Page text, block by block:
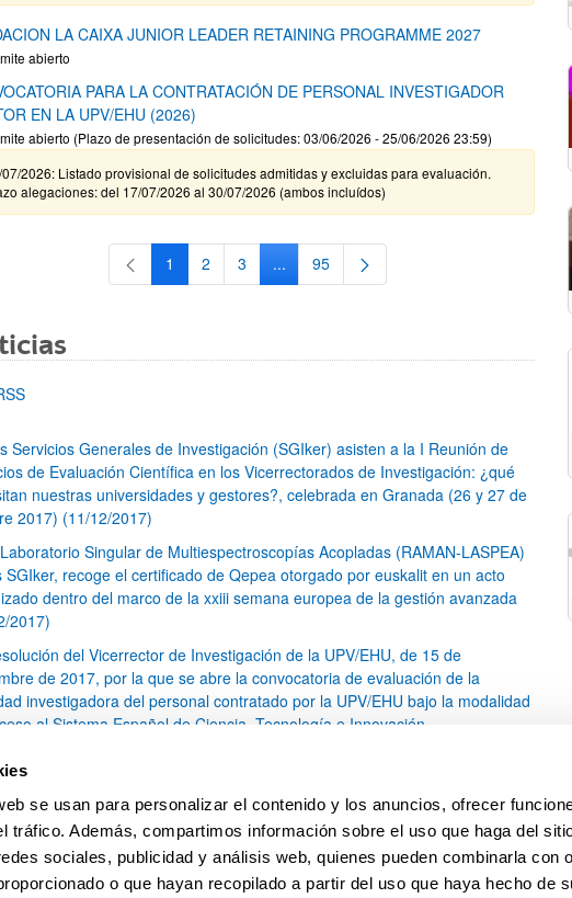
se usan para personalizar el contenido y los anuncios, ofrecer
tráfico. Además, compartimos información sobre el uso que haga del
sociales, publicidad y análisis web, quienes pueden combinarla con
o que hayan recopilado a partir del uso que haya hecho de
LA CAIXA JUNIOR LEADER RETAINING PROGRAMME 2027
abierto
PARA LA CONTRATACIÓN DE PERSONAL INVESTIGADOR
EN LA UPV/EHU (2026)
abierto (Plazo de presentación de solicitudes: 03/06/2026 - 25/06/2026 23:59)
07/2026: Listado provisional de solicitudes admitidas y excluidas para evaluación.
alegaciones: del 17/07/2026 al 30/07/2026 (ambos incluídos)
Página
1 Página
2 Página
3 ...Páginas intermedias Use TAB para
Página
95
Servicios Generales de Investigación (SGIker) asisten a la I Reunión de
de Evaluación Científica en los Vicerrectorados de Investigación: ¿qué
nuestras universidades y gestores?, celebrada en Granada (26 y 27 de
2017) (11/12/2017)
Singular de Multiespectroscopías Acopladas (RAMAN-LASPEA)
SGIker, recoge el certificado de Qepea otorgado por euskalit en un acto
dentro del marco de la xxiii semana europea de la gestión avanzada
2017)
del Vicerrector de Investigación de la UPV/EHU, de 15 de
de 2017, por la que se abre la convocatoria de evaluación de la
investigadora del personal contratado por la UPV/EHU bajo la modalidad
al Sistema Español de Ciencia, Tecnología e Innovación.
en el Servicio Central de Análisis de Bizkaia (19/10/2017)
de Resonancia Magnética Nuclear de Estado Solido (11/10/2017)
Página
1 ...Páginas intermedias Use TAB para desplazarse.
Página
15 Página
16 Página
17 ...Páginas intermedias Use TAB para
Página
79